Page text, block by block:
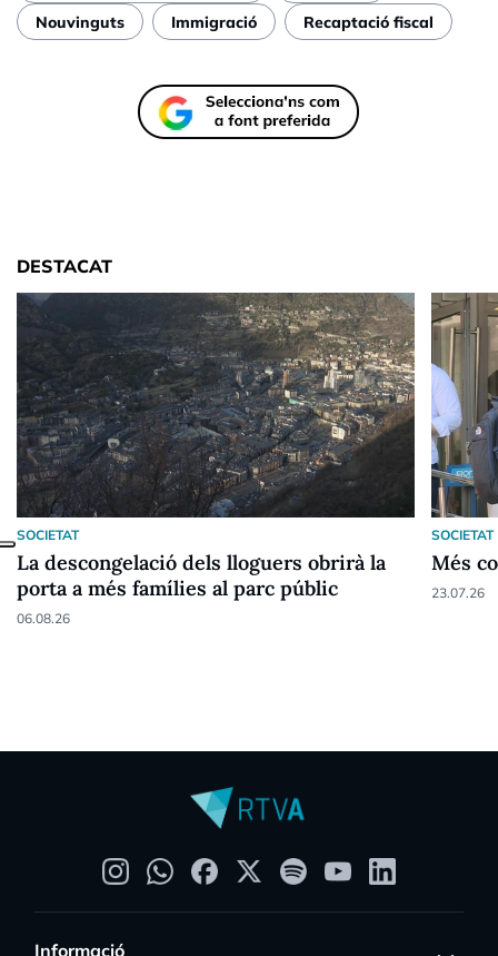
Nouvinguts
Immigració Recaptació fiscal
DESTACAT
SOCIETAT
La descongelació dels lloguers obrirà la
porta a més famílies al parc públic
06.08.26
SOCIETAT
Més
23.07.26
Informació